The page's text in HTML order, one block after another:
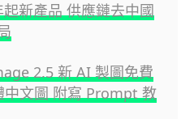
新產品 供應鏈去中國
2.5 新 AI 製圖免費
中文圖 附寫 Prompt 教